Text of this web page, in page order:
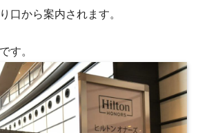
口から案内されます。
す。